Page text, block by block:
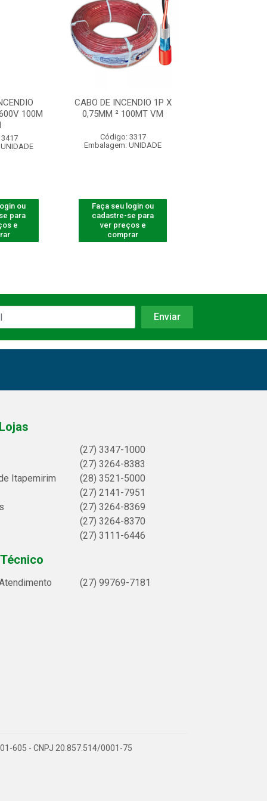
100M
ou
para
e
CABO DE INCENDIO 1P X
0,75MM ² 100MT VM
Código: 3317
Embalagem: UNIDADE
Faça seu login ou
cadastre-se para
ver preços e
comprar
(27) 3347-1000
(27) 3264-8383
Itapemirim
(28) 3521-5000
(27) 2141-7951
(27) 3264-8369
(27) 3264-8370
(27) 3111-6446
(27) 99769-7181
605 - CNPJ 20.857.514/0001-75